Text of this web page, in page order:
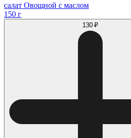
салат Овощной с маслом
150 г
130 ₽